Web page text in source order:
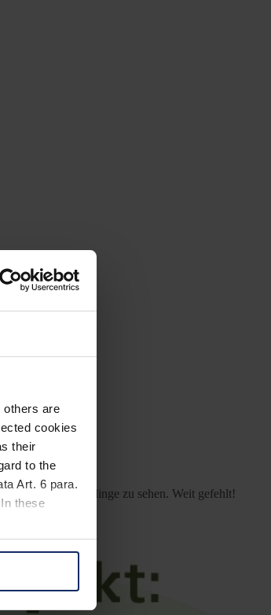
others are
cookies
their
to the
Art. 6 para.
these
by clicking
Tauben und Sperlinge zu sehen. Weit gefehlt!